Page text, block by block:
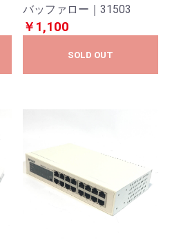
バッファロー｜31503
￥1,100
SOLD OUT